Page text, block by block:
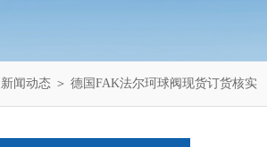
新闻动态 ＞ 德国FAK法尔珂球阀现货订货核实